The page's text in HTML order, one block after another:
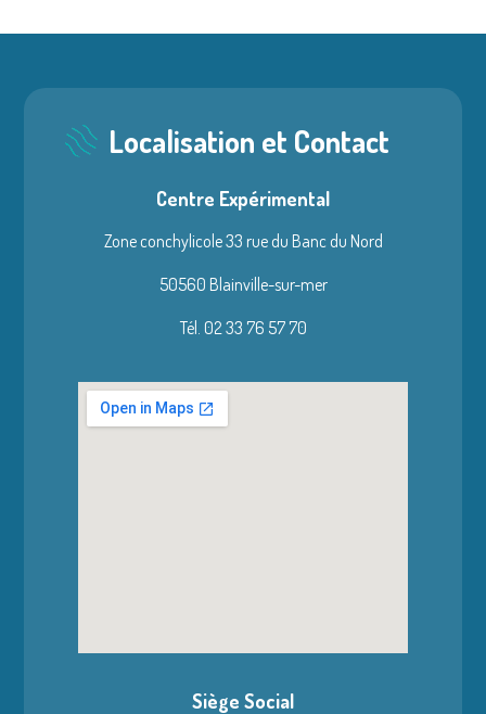
Localisation et Contact
Centre Expérimental
Zone conchylicole 33 rue du Banc du Nord
50560 Blainville-sur-mer
Tél. 02 33 76 57 70
Siège Social